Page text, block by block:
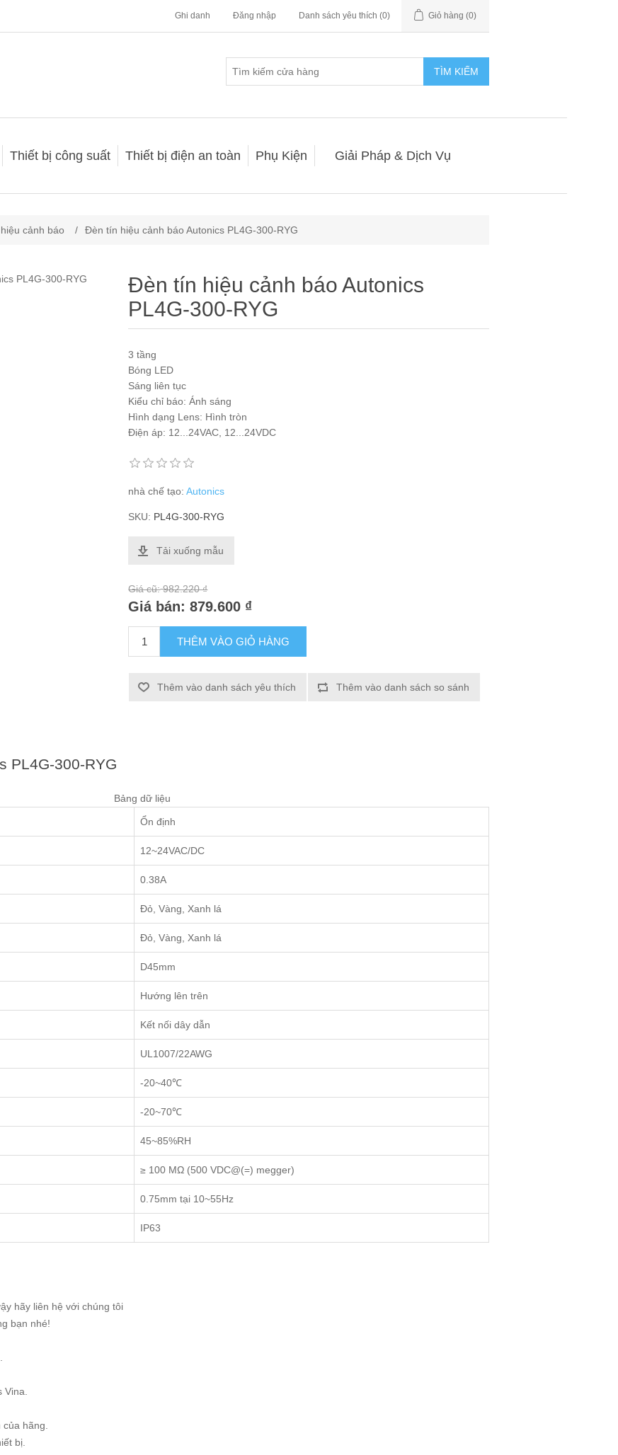
Ghi danh Đăng nhập Danh sách yêu thích (0) Giỏ hàng (0)
TÌM KIẾM
Thiết bị công suất Thiết bị điện an toàn Phụ Kiện Giải Pháp & Dịch Vụ
cảnh báo / Đèn tín hiệu cảnh báo Autonics PL4G-300-RYG
Đèn tín hiệu cảnh báo Autonics
PL4G-300-RYG
3 tầng
Bóng LED
Sáng liên tục
Kiểu chỉ báo: Ánh sáng
Hình dạng Lens: Hình tròn
Điện áp: 12...24VAC, 12...24VDC
nhà chế tạo: Autonics
SKU: PL4G-300-RYG
Tải xuống mẫu
Giá cũ: 982.220 ₫
Giá bán: 879.600 ₫
THÊM VÀO GIỎ HÀNG
Thêm vào danh sách yêu thích Thêm vào danh sách so sánh
PL4G-300-RYG
Bảng dữ liệu
Ổn định
12~24VAC/DC
0.38A
Đỏ, Vàng, Xanh lá
Đỏ, Vàng, Xanh lá
D45mm
Hướng lên trên
Kết nối dây dẫn
UL1007/22AWG
-20~40℃
-20~70℃
45~85%RH
≥ 100 MΩ (500 VDC@(=) megger)
0.75mm tại 10~55Hz
IP63
hãy liên hệ với chúng tôi
bạn nhé!
hãng.
bị.